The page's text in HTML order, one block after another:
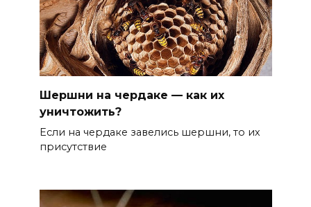
Шершни на чердаке — как их
уничтожить?
Если на чердаке завелись шершни, то их
присутствие